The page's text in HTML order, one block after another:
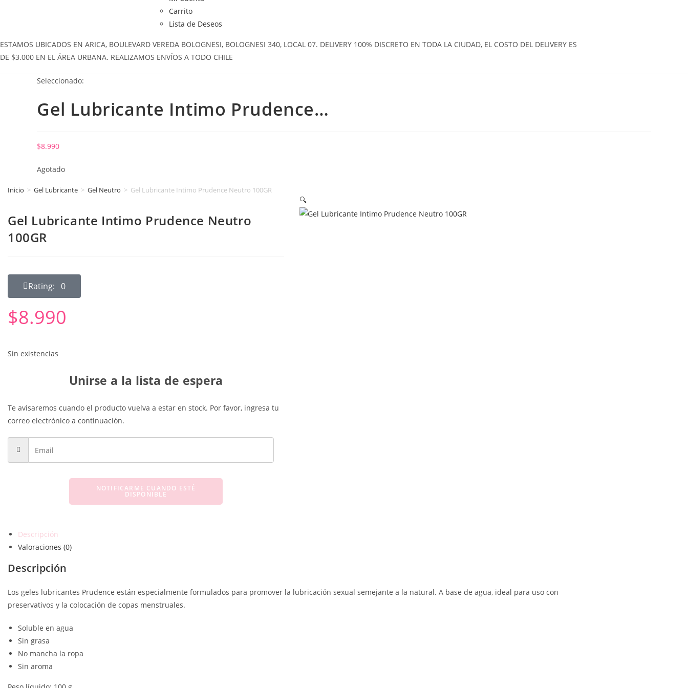
Carrito
Lista de Deseos
ESTAMOS UBICADOS EN ARICA, BOULEVARD VEREDA BOLOGNESI, BOLOGNESI 340, LOCAL 07. DELIVERY 100% DISCRETO EN TODA LA CIUDAD, EL COSTO DEL DELIVERY ES
DE $3.000 EN EL ÁREA URBANA. REALIZAMOS ENVÍOS A TODO CHILE
Seleccionado:
Gel Lubricante Intimo Prudence…
$8.990
Agotado
Inicio > Gel Lubricante > Gel Neutro > Gel Lubricante Intimo Prudence Neutro 100GR
Gel Lubricante Intimo Prudence Neutro
100GR
Rating: 0
$8.990
Sin existencias
Unirse a la lista de espera
Te avisaremos cuando el producto vuelva a estar en stock. Por favor, ingresa tu
correo electrónico a continuación.
NOTIFICARME CUANDO ESTÉ
DISPONIBLE
🔍
Descripción
Valoraciones (0)
Descripción
Los geles lubricantes Prudence están especialmente formulados para promover la lubricación sexual semejante a la natural. A base de agua, ideal para uso con
preservativos y la colocación de copas menstruales.
Soluble en agua
Sin grasa
No mancha la ropa
Sin aroma